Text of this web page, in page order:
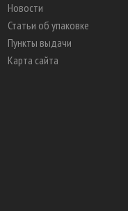
Новости
Статьи об упаковке
Пункты выдачи
Карта сайта